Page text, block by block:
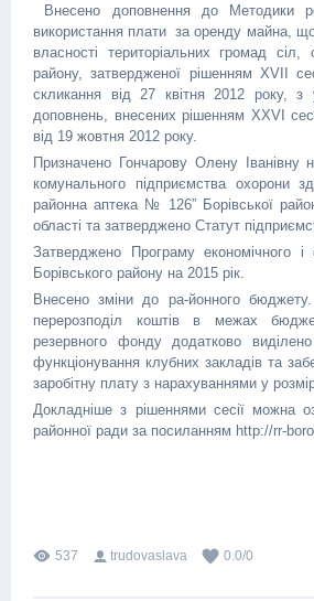
Внесено доповнення до Методики
використання плати за оренду майна, що
власності територіальних громад
району, затвердженої рішенням ХVІІ
скликання від 27 квітня 2012 року, з
доповнень, внесених рішенням ХХVІ
від 19 жовтня 2012 року.
Призначено Гончарову Олену
комунального підприємства охорони
районна аптека № 126” Борівської
області та затверджено Статут
Затверджено Програму економічного і
Борівського району на 2015 рік.
Внесено зміни до ра-йонного
перерозподіл коштів в межах
резервного фонду додатково
функціонування клубних закладів та
заробітну плату з нарахуваннями у
Докладніше з рішеннями сесії можна
районної ради за посиланням http://rr-
537 trudovaslava 0.0/0